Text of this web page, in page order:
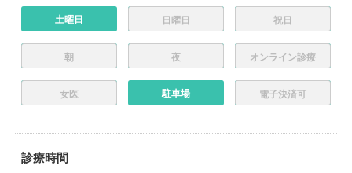
土曜日 日曜日 祝日
朝 夜 オンライン診療
女医 駐車場 電子決済可
診療時間